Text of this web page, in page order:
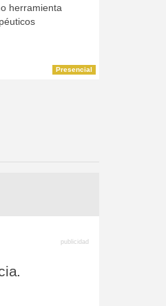
herramienta
Presencial